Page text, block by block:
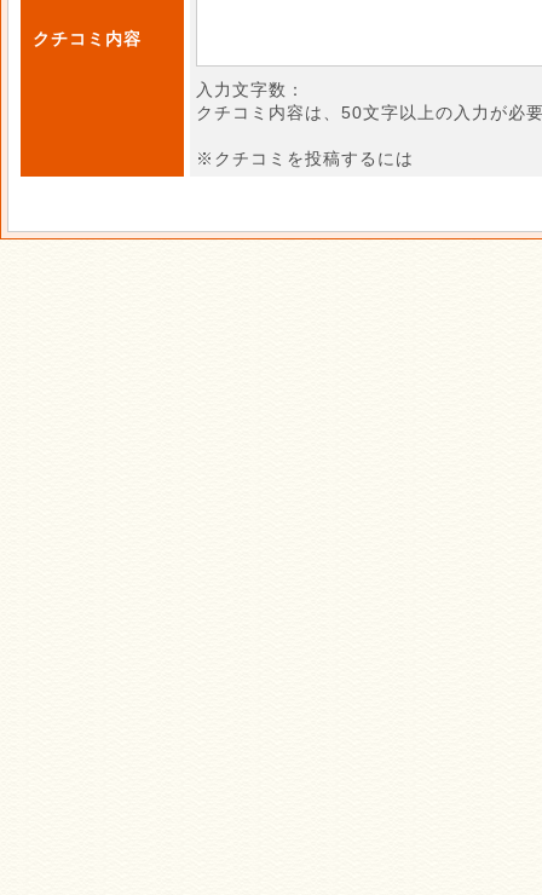
クチコミ内容
入力文字数：
クチコミ内容は、50文字以上の入力が必
※クチコミを投稿するには